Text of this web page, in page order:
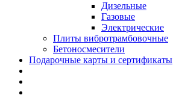
Дизельные
Газовые
Электрические
Плиты вибротрамбовочные
Бетоносмесители
Подарочные карты и сертификаты